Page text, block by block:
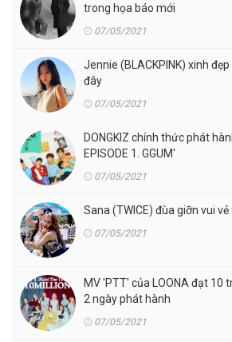
trong họa báo mới
07/05/2021
Jennie (BLACKPINK) xinh
đây
07/05/2021
DONGKIZ chính thức phát
EPISODE 1. GGUM'
07/05/2021
Sana (TWICE) đùa giỡn vui
07/05/2021
MV 'PTT' của LOONA đạt 10
2 ngày phát hành
07/05/2021